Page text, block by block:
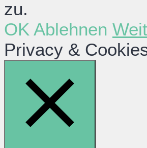
zu.
OK Ablehnen
Privacy &